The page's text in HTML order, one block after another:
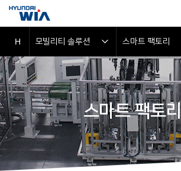
스마트 팩토리
H 모빌리티 솔루션 스마트 팩토리